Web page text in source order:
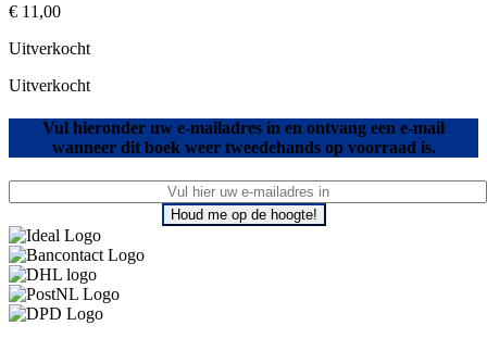
€ 11,00
Uitverkocht
Uitverkocht
Vul hieronder uw e-mailadres in en ontvang een e-mail
wanneer dit boek weer tweedehands op voorraad is.
Houd me op de hoogte!